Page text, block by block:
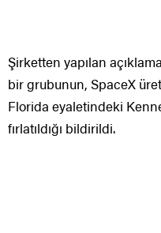
Şirketten yapılan
bir grubunun, SpaceX
Florida eyaletindeki
fırlatıldığı bildirildi.